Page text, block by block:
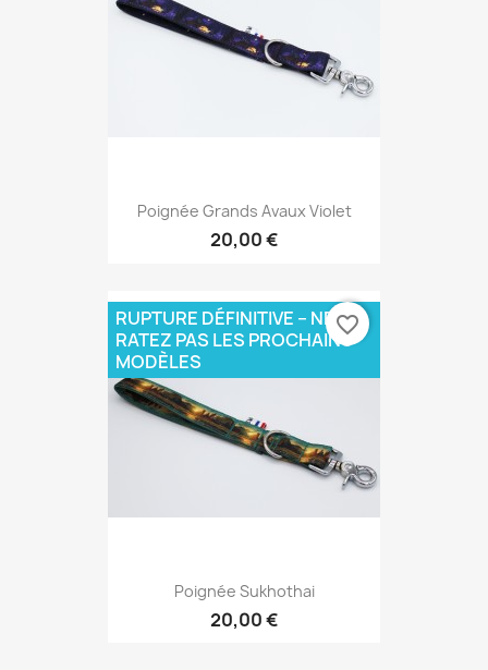
Poignée Grands Avaux Violet
20,00 €
Poignée Sukhothai
20,00 €
RUPTURE DÉFINITIVE – NE
RATEZ PAS LES PROCHAINS
MODÈLES
favorite_border